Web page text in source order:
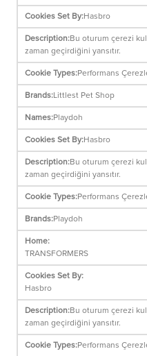
Hasbro
Bu oturum çerezi
zaman geçirdiğini yansıtır.
Performans
Littlest Pet Shop
Playdoh
Hasbro
Bu oturum çerezi
zaman geçirdiğini yansıtır.
Performans
Playdoh
TRANSFORMERS
Hasbro
Bu oturum çerezi
zaman geçirdiğini yansıtır.
Performans